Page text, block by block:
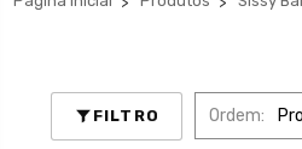
FILTRO Ordem: